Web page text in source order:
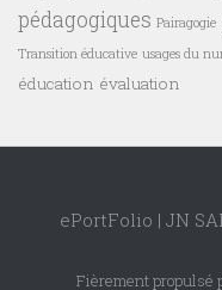
pédagogiques Pairagogie
Transition éducative usages du
éducation évaluation
ePortFolio | JN
Fièrement propulsé